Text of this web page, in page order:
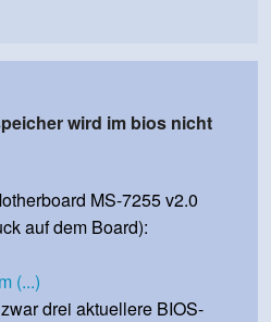
wird im bios nicht
MS-7255 v2.0
auf dem Board):
(...)
drei aktuellere BIOS-